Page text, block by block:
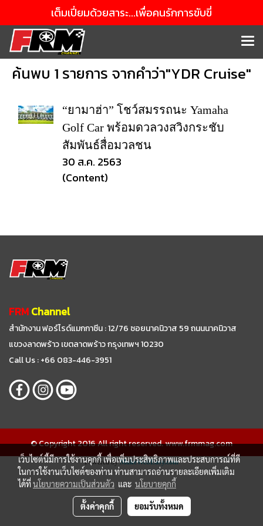
เต็มเปี่ยมด้วยสาระ...เพื่อคนรักการขับขี่
ค้นพบ 1 รายการ จากคำว่า"YDR Cruise"
“ยามาฮ่า” โชว์สมรรถนะ Yamaha
Golf Car พร้อมดวลวงสวิงกระชับ
สัมพันธ์สื่อมวลชน
30 ส.ค. 2563
(Content)
FRMChannel
สำนักงาน ฟอร์ไรด์แมกกาซีน : 12/76 ซอยนาคนิวาส 59ถนนนาคนิวาส
แขวงลาดพร้าว เขตลาดพร้าว กรุงเทพฯ 10230
Call Us : +66 083-446-3951
© Copyright 2016 All right reserved. www.frmmag.com
Powered byMakeWebEasy.com
เว็บไซต์นี้มีการใช้งานคุกกี้ เพื่อเพิ่มประสิทธิภาพและประสบการณ์ที่ดี
ในการใช้งานเว็บไซต์ของท่าน ท่านสามารถอ่านรายละเอียดเพิ่มเติม
ได้ที่นโยบายความเป็นส่วนตัว และ นโยบายคุกกี้
ตั้งค่าคุกกี้ ยอมรับทั้งหมด